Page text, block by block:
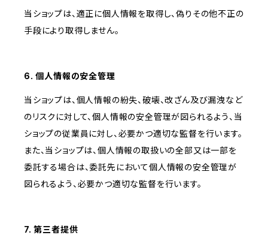
当ショップは、適正に個人情報を取得し、偽りその他不正の
手段により取得しません。
6. 個人情報の安全管理
当ショップは、個人情報の紛失、破壊、改ざん及び漏洩など
のリスクに対して、個人情報の安全管理が図られるよう、当
ショップの従業員に対し、必要かつ適切な監督を行います。
また、当ショップは、個人情報の取扱いの全部又は一部を
委託する場合は、委託先において個人情報の安全管理が
図られるよう、必要かつ適切な監督を行います。
7. 第三者提供